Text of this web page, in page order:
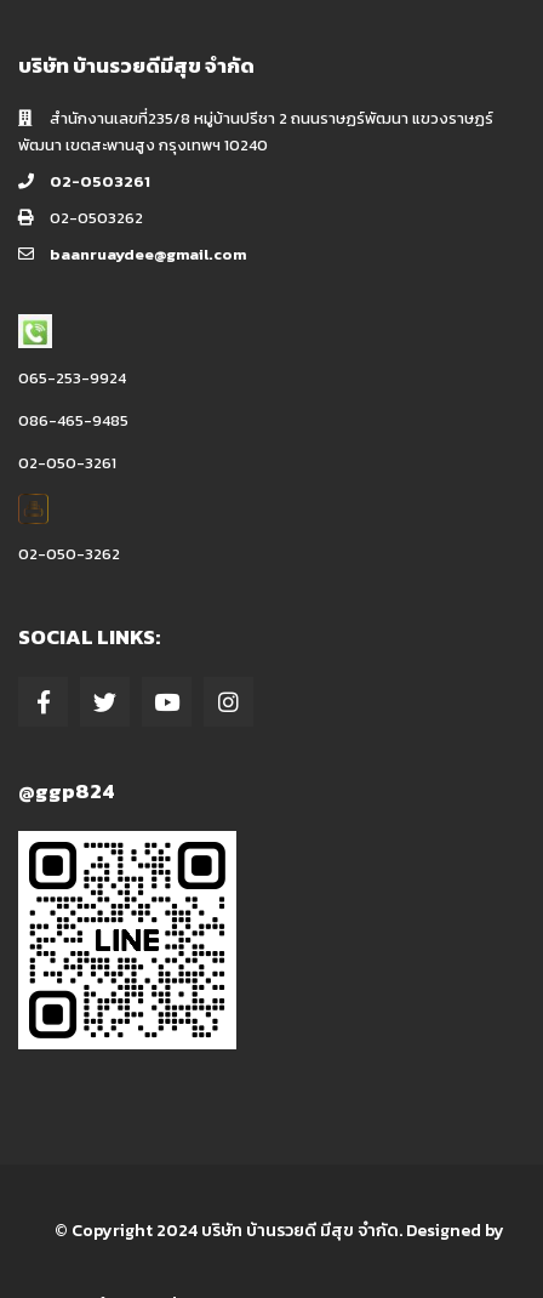
บริษัท บ้านรวยดีมีสุข จำกัด
สำนักงานเลขที่235/8 หมู่บ้านปรีชา 2 ถนนราษฏร์พัฒนา แขวงราษฏร์
พัฒนา เขตสะพานสูง กรุงเทพฯ 10240
02-0503261
02-0503262
baanruaydee@gmail.com
065-253-9924
086-465-9485
02-050-3261
02-050-3262
SOCIAL LINKS:
@ggp824
© Copyright 2024 บริษัท บ้านรวยดี มีสุข จำกัด. Designed by